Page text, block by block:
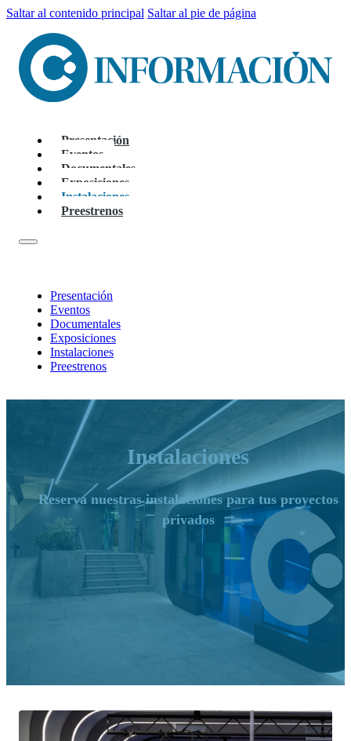
Saltar al contenido principal Saltar al pie de página
Presentación
Eventos
Documentales
Exposiciones
Instalaciones
Preestrenos
Presentación
Eventos
Documentales
Exposiciones
Instalaciones
Preestrenos
Instalaciones
Reserva nuestras instalaciones para tus proyectos
privados